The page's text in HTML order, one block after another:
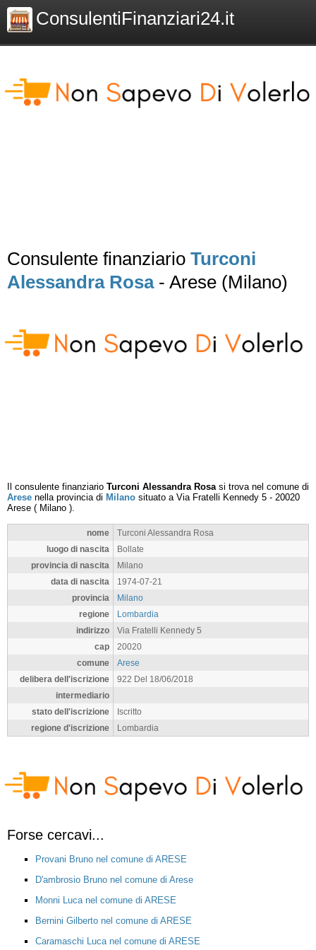
ConsulentiFinanziari24.it
Consulente finanziario Turconi
Alessandra Rosa- Arese (Milano)
Il consulente finanziario Turconi Alessandra Rosasi trova nel comune di
Arese nella provincia di Milano situato a Via Fratelli Kennedy 5 - 20020
Arese ( Milano ).
nome
Turconi Alessandra Rosa
luogo di nascita
Bollate
provincia di nascita
Milano
data di nascita
1974-07-21
provincia
Milano
regione
Lombardia
indirizzo
Via Fratelli Kennedy 5
cap
20020
comune
Arese
delibera dell'iscrizione
922 Del 18/06/2018
intermediario
stato dell'iscrizione
Iscritto
regione d'iscrizione
Lombardia
Forse cercavi...
Provani Bruno nel comune di ARESE
D'ambrosio Bruno nel comune di Arese
Monni Luca nel comune di ARESE
Bernini Gilberto nel comune di ARESE
Caramaschi Luca nel comune di ARESE